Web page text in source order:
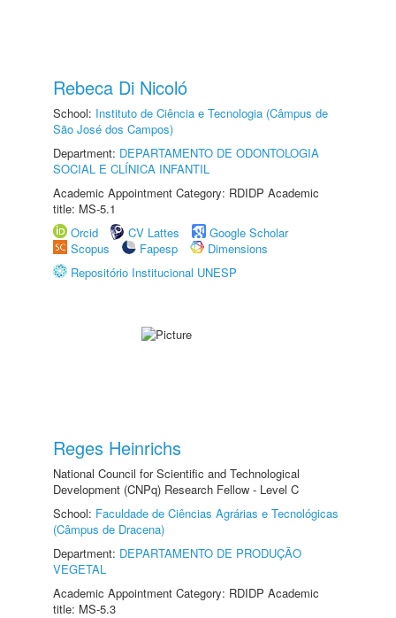
Rebeca Di Nicoló
School: Instituto de Ciência e Tecnologia (Câmpus de
São José dos Campos)
Department: DEPARTAMENTO DE ODONTOLOGIA
SOCIAL E CLÍNICA INFANTIL
Academic Appointment Category: RDIDP Academic
title: MS-5.1
Orcid
CV Lattes
Google Scholar
Scopus
Fapesp
Dimensions
Repositório Institucional UNESP
Reges Heinrichs
National Council for Scientific and Technological
Development (CNPq) Research Fellow - Level C
School: Faculdade de Ciências Agrárias e Tecnológicas
(Câmpus de Dracena)
Department: DEPARTAMENTO DE PRODUÇÃO
VEGETAL
Academic Appointment Category: RDIDP Academic
title: MS-5.3